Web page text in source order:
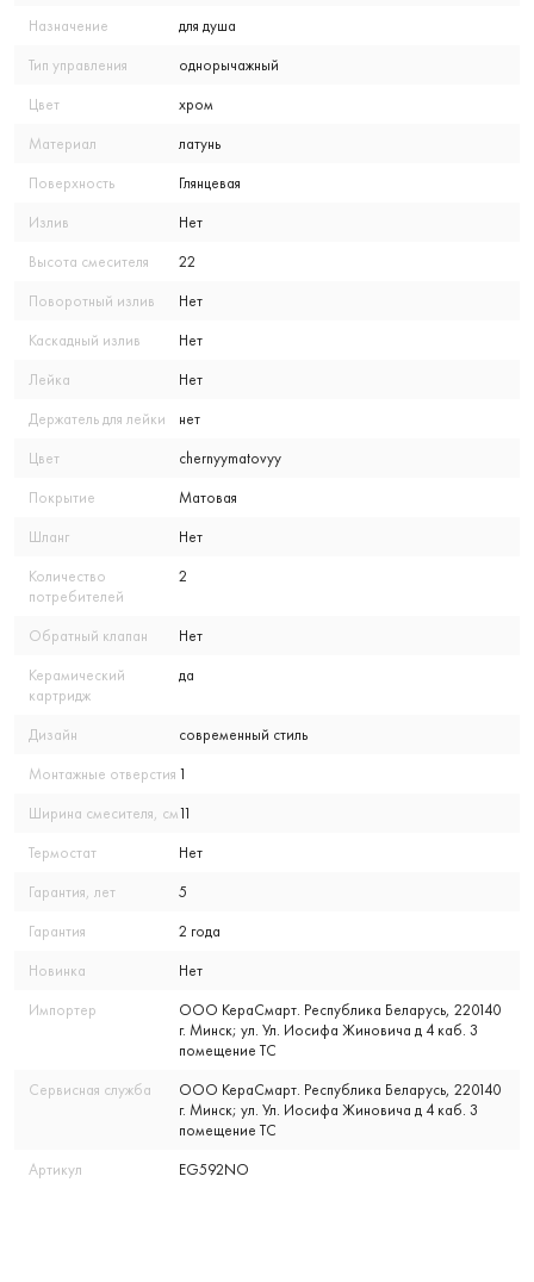
Назначение для душа
Тип управления однорычажный
Цвет хром
Материал латунь
Поверхность Глянцевая
Излив Нет
Высота смесителя 22
Поворотный излив Нет
Каскадный излив Нет
Лейка Нет
Держатель для лейки нет
Цвет chernyymatovyy
Покрытие Матовая
Шланг Нет
Количество
потребителей
2
Обратный клапан Нет
Керамический
картридж
да
Дизайн современный стиль
Монтажные отверстия 1
Ширина смесителя, см11
Термостат Нет
Гарантия, лет 5
Гарантия 2 года
Новинка Нет
Импортер
ООО КераСмарт. Республика Беларусь, 220140
г. Минск; ул. Ул. Иосифа Жиновича д 4 каб. 3
помещение ТС
Сервисная служба
ООО КераСмарт. Республика Беларусь, 220140
г. Минск; ул. Ул. Иосифа Жиновича д 4 каб. 3
помещение ТС
Артикул EG592NO